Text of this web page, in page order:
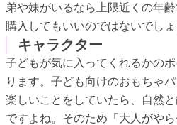
弟や妹がいるなら上限近くの年
購入してもいいのではないでしょ
キャラクター
子どもが気に入ってくれるかの
ります。子ども向けのおもちゃ
楽しいことをしていたら、自然
ですよね。そのため「大人がや